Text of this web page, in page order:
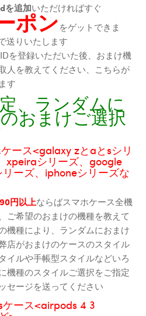
を追加いただければすぐ
ポンをゲットできま
送りいたします
を登録いただいた後、おまけ機
人を教えてください、こちらが
す
、ランダムに
おまけご選択
ース<galaxy zとaとsシリ
xpeiraシリーズ、google
ーズ、iphoneシリーズな
円以上ならばスマホケース全機
ご希望のおまけの機種を教えて
機種により、ランダムにおまけ
店がおまけのケースのスタイル
イルや手帳型スタイルなどいろ
機種のスタイルご選択をご指定
セージを送ってください
ース<airpods 4 3